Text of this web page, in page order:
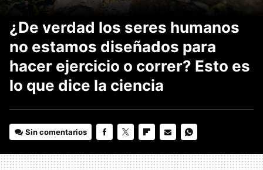
¿De verdad los seres humanos
no estamos diseñados para
hacer ejercicio o correr? Esto es
lo que dice la ciencia
Sin comentarios
MAIL